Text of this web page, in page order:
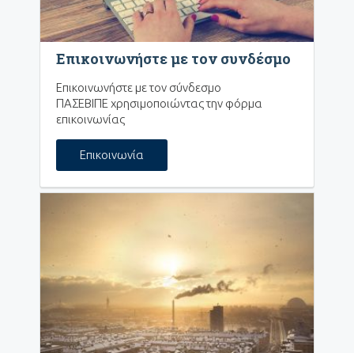
Επικοινωνήστε με τον συνδέσμο
Επικοινωνήστε με τον σύνδεσμο
ΠΑΣΕΒΙΠΕ χρησιμοποιώντας την φόρμα
επικοινωνίας
Επικοινωνία